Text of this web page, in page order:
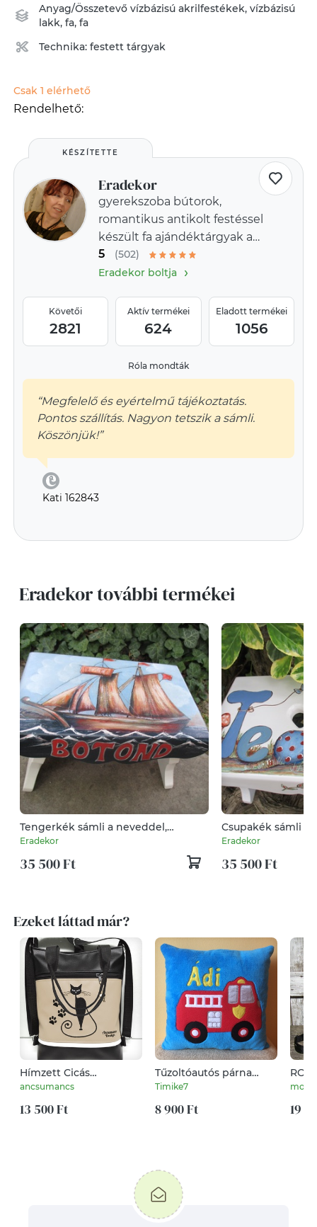
Anyag/Összetevővízbázisú akrilfestékek,vízbázisú
lakk,fa,fa
Technika:festett tárgyak
Csak 1 elérhető
Rendelhető:
KÉSZÍTETTE
Eradekor
gyerekszoba bútorok,
romantikus antikolt festéssel
készült fa ajándéktárgyak a
provence-i stílus jegyében
5
(502)
Eradekor boltja›
Követői
2821
Aktív termékei
624
Eladott termékei
1056
Róla mondták
“Megfelelő és eyértelmű tájékoztatás.
Pontos szállítás. Nagyon tetszik a sámli.
Köszönjük!”
Kati 162843
Eradekor további termékei
Tengerkék sámli a neveddel,
kisfiúknak
Eradekor
35 500 Ft
Csupakék sámli a
kisfiúknak
Eradekor
35 500 Ft
Ezeket láttad már?
Hímzett Cicás
tappancsos 4in1
Táska Fekete-drapp
ancsumancs
13 500 Ft
Tűzoltóautós párna
névvel
Timike7
8 900 Ft 19